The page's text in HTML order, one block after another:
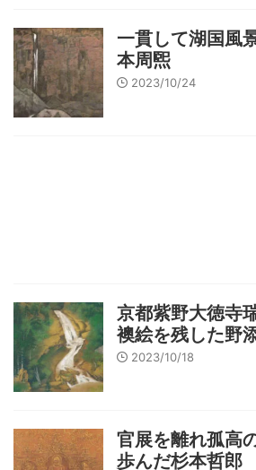
一貫して湖国風
本周煕
2023/10/24
京都紫野大徳寺
襖絵を残した野
2023/10/18
官展を離れ孤高
歩んだ杉本哲郎